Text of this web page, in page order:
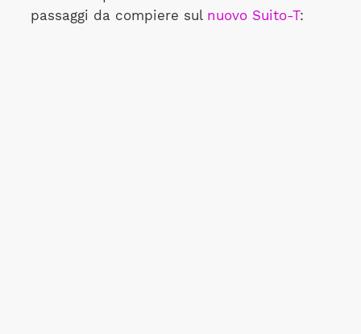
passaggi da compiere sul nuovo Suito-T: